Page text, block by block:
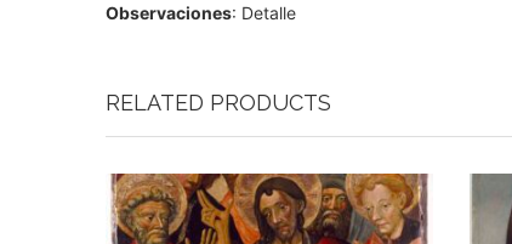
Observaciones: Detalle
RELATED PRODUCTS